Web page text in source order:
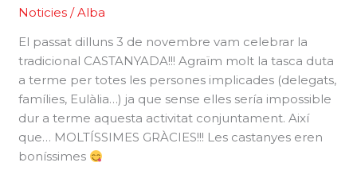
Noticies /Alba
El passat dilluns 3 de novembre vam celebrar la
tradicional CASTANYADA!!! Agraïm molt la tasca duta
a terme per totes les persones implicades (delegats,
famílies, Eulàlia…) ja que sense elles sería impossible
dur a terme aquesta activitat conjuntament. Així
que… MOLTÍSSIMES GRÀCIES!!! Les castanyes eren
boníssimes